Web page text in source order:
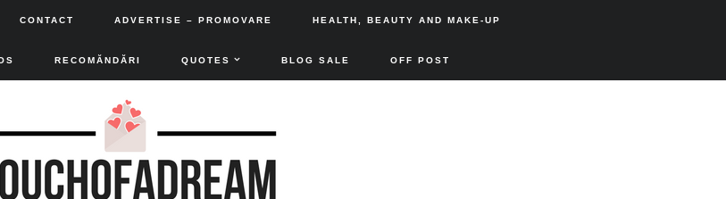
CONTACT ADVERTISE – PROMOVARE HEALTH, BEAUTY AND MAKE-UP
RECOMĂNDĂRI QUOTES BLOG SALE OFF POST